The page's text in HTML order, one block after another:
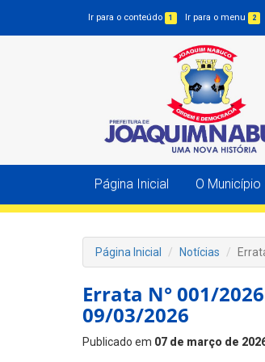
Ir para o conteúdo 1 Ir para o menu 2
Página Inicial O Município
Página Inicial Notícias
Errata N° 001/
09/03/2026
Publicado em 07 de março de